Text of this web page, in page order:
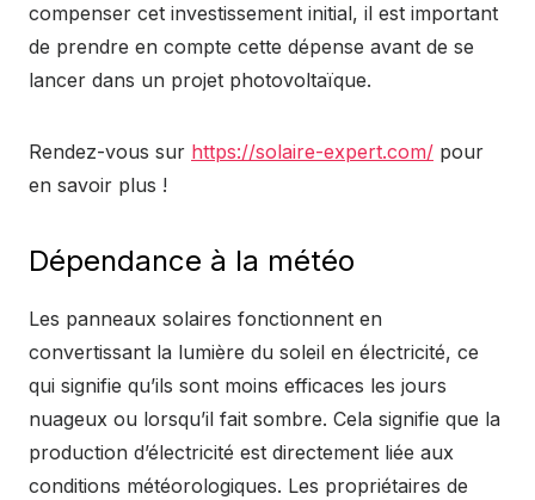
compenser cet investissement initial, il est important
de prendre en compte cette dépense avant de se
lancer dans un projet photovoltaïque.
Rendez-vous sur https://solaire-expert.com/ pour
en savoir plus !
Dépendance à la météo
Les panneaux solaires fonctionnent en
convertissant la lumière du soleil en électricité, ce
qui signifie qu’ils sont moins efficaces les jours
nuageux ou lorsqu’il fait sombre. Cela signifie que la
production d’électricité est directement liée aux
conditions météorologiques. Les propriétaires de